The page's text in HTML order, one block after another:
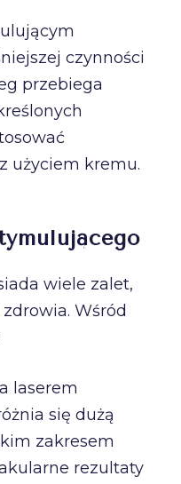
czynności
przebiega
użyciem kremu.
wiele zalet,
Wśród
laserem
się dużą
zakresem
rezultaty